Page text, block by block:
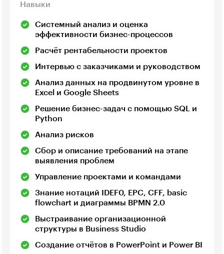
Навыки
Системный анализ и оценка
эффективности бизнес-процессов
Расчёт рентабельности проектов
Интервью с заказчиками и руководством
Анализ данных на продвинутом уровне в
Excel и Google Sheets
Решение бизнес-задач с помощью SQL и
Python
Анализ рисков
Сбор и описание требований на этапе
выявления проблем
Управление проектами и командами
Знание нотаций IDEF0, EPC, CFF, basic
flowchart и диаграммы BPMN 2.0
Выстраивание организационной
структуры в Business Studio
Создание отчётов в PowerPoint и Power BI